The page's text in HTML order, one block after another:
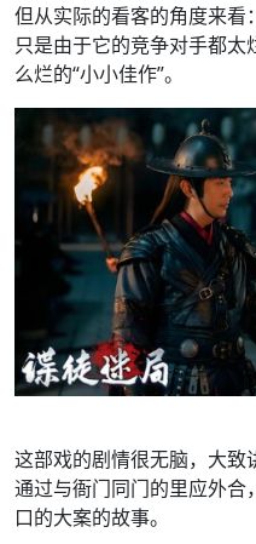
但从实际的看客的角度来看
只是由于它的竞争对手都
么烂的“小小佳作”。
这部戏的剧情很无脑，大致
通过与衙门同门的里应外合
口的大案的故事。